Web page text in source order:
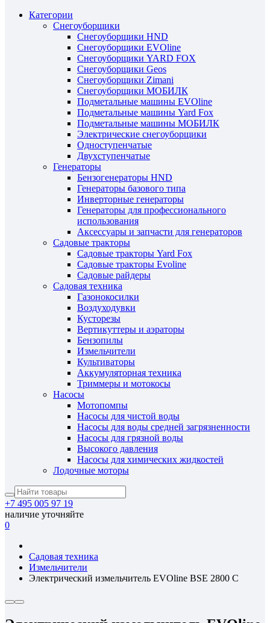
Категории
Снегоуборщики
Снегоуборщики HND
Снегоуборщики EVOline
Снегоуборщики YARD FOX
Снегоуборщики Geos
Снегоуборщики Zimani
Снегоуборщики МОБИЛК
Подметальные машины EVOline
Подметальные машины Yard Fox
Подметальные машины МОБИЛК
Электрические снегоуборщики
Одноступенчатые
Двухступенчатые
Генераторы
Бензогенераторы HND
Генераторы базового типа
Инверторные генераторы
Генераторы для профессионального
использования
Аксессуары и запчасти для генераторов
Садовые тракторы
Садовые тракторы Yard Fox
Садовые тракторы Evoline
Садовые райдеры
Садовая техника
Газонокосилки
Воздуходувки
Кусторезы
Вертикуттеры и аэраторы
Бензопилы
Измельчители
Культиваторы
Аккумуляторная техника
Триммеры и мотокосы
Насосы
Мотопомпы
Насосы для чистой воды
Насосы для воды средней загрязненности
Насосы для грязной воды
Высокого давления
Насосы для химических жидкостей
Лодочные моторы
+7 495 005 97 19
наличие уточняйте
0
Садовая техника
Измельчители
Электрический измельчитель EVOline BSE 2800 C